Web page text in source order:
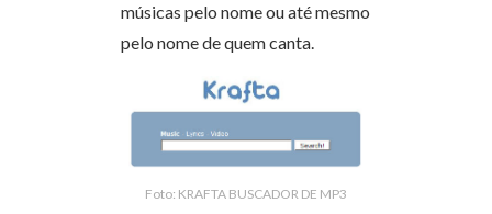
músicas pelo nome ou até mesmo
pelo nome de quem canta.
Foto: KRAFTA BUSCADOR DE MP3